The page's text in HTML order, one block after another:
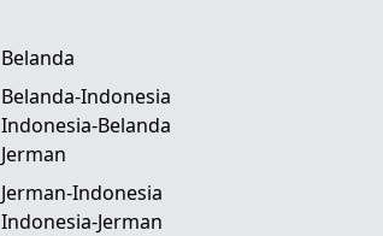
Belanda
Belanda-Indonesia
Indonesia-Belanda
Jerman
Jerman-Indonesia
Indonesia-Jerman